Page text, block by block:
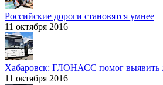
Российские дороги становятся умнее
11 октября 2016
Хабаровск: ГЛОНАСС помог выявить
11 октября 2016